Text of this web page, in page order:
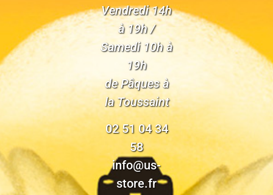
Vendredi 14h
à 19h /
Samedi 10h à
19h
de Pâques à
la Toussaint
02 51 04 34
58
info@us-
store.fr